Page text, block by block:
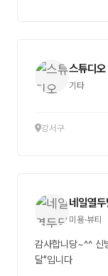
스튜디
기타
강서구
네일열
미용·뷰티
감사합니당~^^ 신
달"입니다